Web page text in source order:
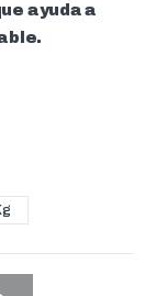
ayuda a